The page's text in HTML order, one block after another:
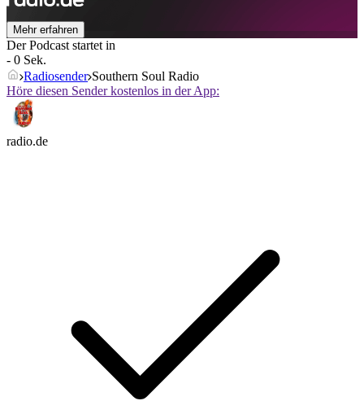
Mehr erfahren
Der Podcast startet in
- 0 Sek.
Radiosender Southern Soul Radio
Höre diesen Sender kostenlos in der App:
radio.de